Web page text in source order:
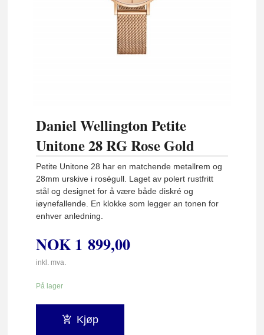
Daniel Wellington Petite
Unitone 28 RG Rose Gold
Petite Unitone 28 har en matchende metallrem og
28mm urskive i roségull. Laget av polert rustfritt
stål og designet for å være både diskré og
iøynefallende. En klokke som legger an tonen for
enhver anledning.
NOK 1 899,00
inkl. mva.
På lager
Kjøp